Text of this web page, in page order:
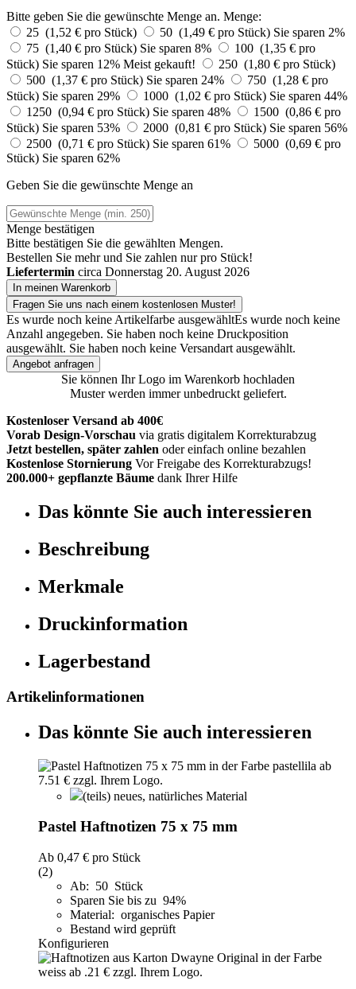
Bitte geben Sie die gewünschte Menge an. Menge:
25 (1,52 € pro Stück)
50 (1,49 € pro Stück) Sie sparen 2%
75 (1,40 € pro Stück) Sie sparen 8%
100 (1,35 € pro
Stück) Sie sparen 12% Meist gekauft!
250 (1,80 € pro Stück)
500 (1,37 € pro Stück) Sie sparen 24%
750 (1,28 € pro
Stück) Sie sparen 29% 1000 (1,02 € pro Stück) Sie sparen 44%
1250 (0,94 € pro Stück) Sie sparen 48%
1500 (0,86 € pro
Stück) Sie sparen 53% 2000 (0,81 € pro Stück) Sie sparen 56%
2500 (0,71 € pro Stück) Sie sparen 61%
5000 (0,69 € pro
Stück) Sie sparen 62%
Geben Sie die gewünschte Menge an
Menge bestätigen
Bitte bestätigen Sie die gewählten Mengen.
Bestellen Sie mehr und Sie zahlen nurpro Stück!
Liefertermin circa Donnerstag 20. August 2026
In meinen Warenkorb
Fragen Sie uns nach einem kostenlosen Muster!
Es wurde noch keine Artikelfarbe ausgewähltEs wurde noch keine
Anzahl angegeben. Sie haben noch keine Druckposition
ausgewählt. Sie haben noch keine Versandart ausgewählt.
Angebot anfragen
Sie können Ihr Logo im Warenkorb hochladen
Muster werden immer unbedruckt geliefert.
Kostenloser Versand ab 400€
Vorab Design-Vorschau via gratis digitalem Korrekturabzug
Jetzt bestellen, später zahlen oder einfach online bezahlen
Kostenlose Stornierung Vor Freigabe des Korrekturabzugs!
200.000+ gepflanzte Bäume dank Ihrer Hilfe
Das könnte Sie auch interessieren
Beschreibung
Merkmale
Druckinformation
Lagerbestand
Artikelinformationen
Das könnte Sie auch interessieren
(teils) neues, natürliches Material
Pastel Haftnotizen 75 x 75 mm
Ab 0,47 € pro Stück
(2)
Ab: 50 Stück
Sparen Sie bis zu 94%
Material: organisches Papier
Bestand wird geprüft
Konfigurieren